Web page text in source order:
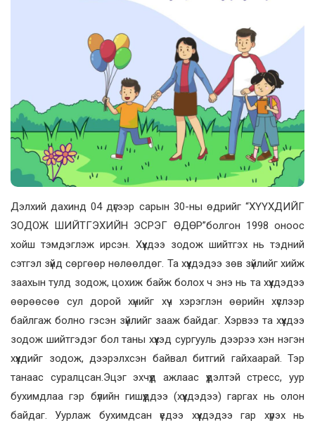
Дэлхий дахинд 04 дүгээр сарын 30-ны өдрийг “ХҮҮХДИЙГ
ЗОДОЖ ШИЙТГЭХИЙН ЭСРЭГ ӨДӨР”болгон 1998 оноос
хойш тэмдэглэж ирсэн. Хүүхдээ зодож шийтгэх нь тэдний
сэтгэл зүйд сөргөөр нөлөөлдөг. Та хүүхдэдээ зөв зүйлийг хийж
заахын тулд зодож, цохиж байж болох ч энэ нь та хүүхдэдээ
өөрөөсөө сул дорой хүнийг хүч хэрэглэн өөрийн хүслээр
байлгаж болно гэсэн зүйлийг зааж байдаг. Хэрвээ та хүүхдээ
зодож шийтгэдэг бол таны хүүхэд сургууль дээрээ хэн нэгэн
хүүхдийг зодож, дээрэлхсэн байвал битгий гайхаарай. Тэр
танаас суралцсан.Эцэг эхчүүд ажлаас үүдэлтэй стресс, уур
бухимдлаа гэр бүлийн гишүүддээ (хүүхдэдээ) гаргах нь олон
байдаг. Уурлаж бухимдсан үедээ хүүхдэдээ гар хүрэх нь